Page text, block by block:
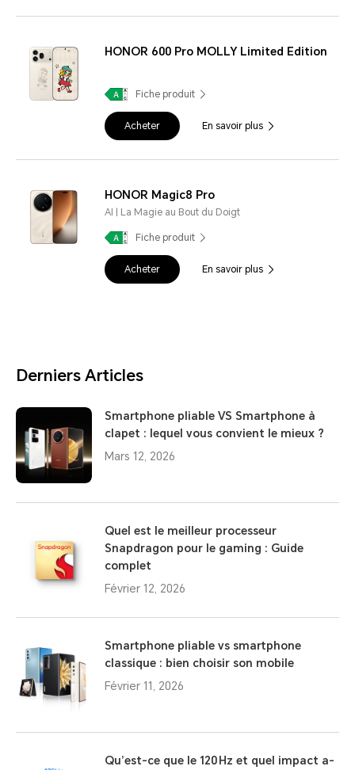
HONOR 600 Pro MOLLY Limited Edition
Fiche produit
Acheter En savoir plus
HONOR Magic8 Pro
AI | La Magie au Bout du Doigt
Fiche produit
Acheter En savoir plus
Derniers Articles
Smartphone pliable VS Smartphone à
clapet : lequel vous convient le mieux ?
Mars 12, 2026
Quel est le meilleur processeur
Snapdragon pour le gaming : Guide
complet
Février 12, 2026
Smartphone pliable vs smartphone
classique : bien choisir son mobile
Février 11, 2026
Qu’est-ce que le 120 Hz et quel impact a-